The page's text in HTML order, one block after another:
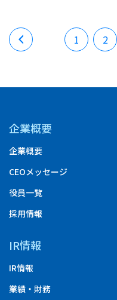
1 2
企業概要
企業概要
CEOメッセージ
役員一覧
採用情報
IR情報
IR情報
業績・財務